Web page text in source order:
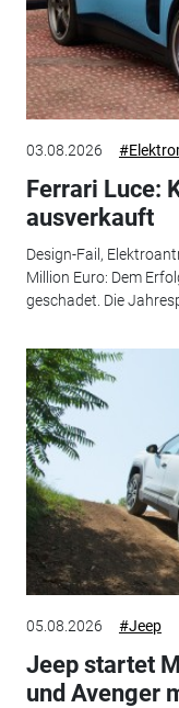
03.08.2026
Ferrari Luce:
ausverkauft
Design-Fail,
Million Euro: Dem
geschadet. Die
05.08.2026 #Jeep
Jeep startet
und Avenger